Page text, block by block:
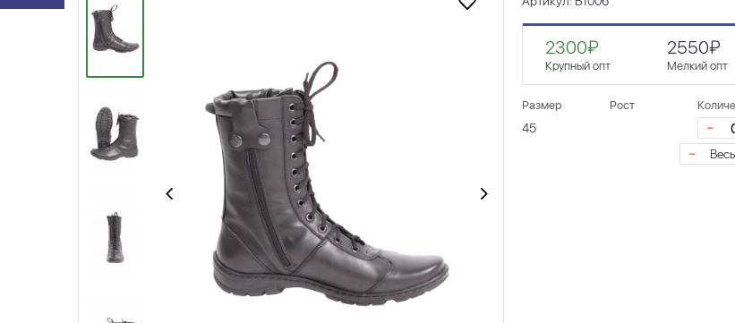
2300₽
Крупный опт
2550₽
Мелкий опт
Размер Рост
45 -
-